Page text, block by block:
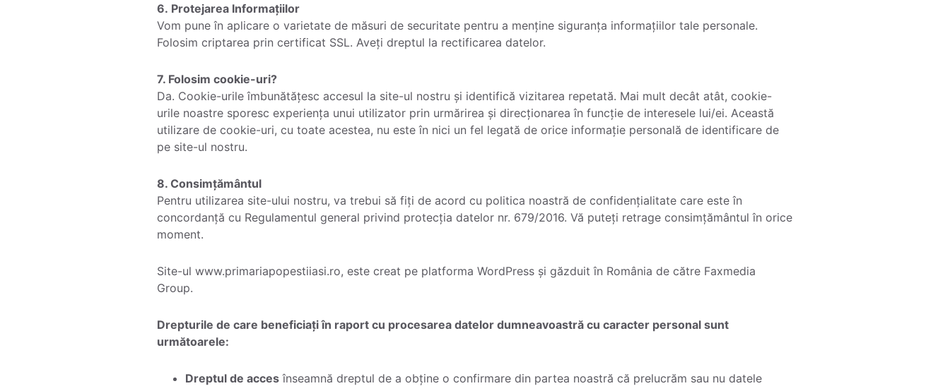
6. Protejarea Informațiilor
Vom pune în aplicare o varietate de măsuri de securitate pentru a menține siguranța informațiilor tale personale.
Folosim criptarea prin certificat SSL. Aveți dreptul la rectificarea datelor.
7. Folosim cookie-uri?
Da. Cookie-urile îmbunătățesc accesul la site-ul nostru și identifică vizitarea repetată. Mai mult decât atât, cookie-
urile noastre sporesc experiența unui utilizator prin urmărirea și direcționarea în funcție de interesele lui/ei. Această
utilizare de cookie-uri, cu toate acestea, nu este în nici un fel legată de orice informație personală de identificare de
pe site-ul nostru.
8. Consimțământul
Pentru utilizarea site-ului nostru, va trebui să fiți de acord cu politica noastră de confidențialitate care este în
concordanță cu Regulamentul general privind protecția datelor nr. 679/2016. Vă puteți retrage consimțământul în orice
moment.
Site-ul www.primariapopestiiasi.ro, este creat pe platforma WordPress și găzduit în România de către Faxmedia
Group.
Drepturile de care beneficiați în raport cu procesarea datelor dumneavoastră cu caracter personal sunt
următoarele:
Dreptul de acces înseamnă dreptul de a obține o confirmare din partea noastră că prelucrăm sau nu datele